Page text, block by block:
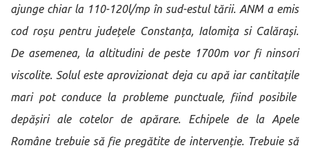
ajunge chiar la 110-120l/mp în sud-estul tării. ANM a emis
cod roșu pentru județele Constanța, Ialomița si Calărași.
De asemenea, la altitudini de peste 1700m vor fi ninsori
viscolite. Solul este aprovizionat deja cu apă iar cantitațile
mari pot conduce la probleme punctuale, fiind posibile
depășiri ale cotelor de apărare. Echipele de la Apele
Române trebuie să fie pregătite de intervenție. Trebuie să